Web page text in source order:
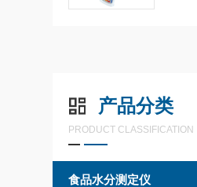
产品分类
PRODUCT CLASSIFICATION
食品水分测定仪